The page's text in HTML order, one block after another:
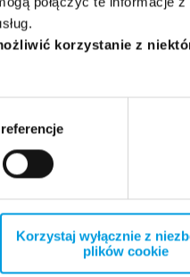
korzystanie z
Korzystaj wyłącznie z
plików cookie